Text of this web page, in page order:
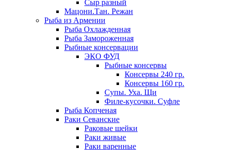
Сыр разный
Мацони.Тан. Режан
Рыба из Армении
Рыба Охлажденная
Рыба Замороженная
Рыбные консервации
ЭКО ФУД
Рыбные консервы
Консервы 240 гр.
Консервы 160 гр.
Супы. Уха. Щи
Филе-кусочки. Суфле
Рыба Копченая
Раки Севанские
Раковые шейки
Раки живые
Раки варенные